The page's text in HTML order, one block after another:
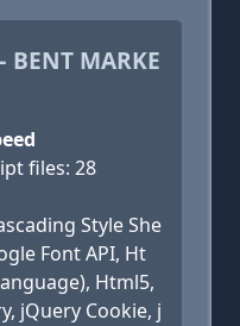
BENT MARKE
files: 28
Style She
Font API, Ht
Html5,
jQuery Cookie, j